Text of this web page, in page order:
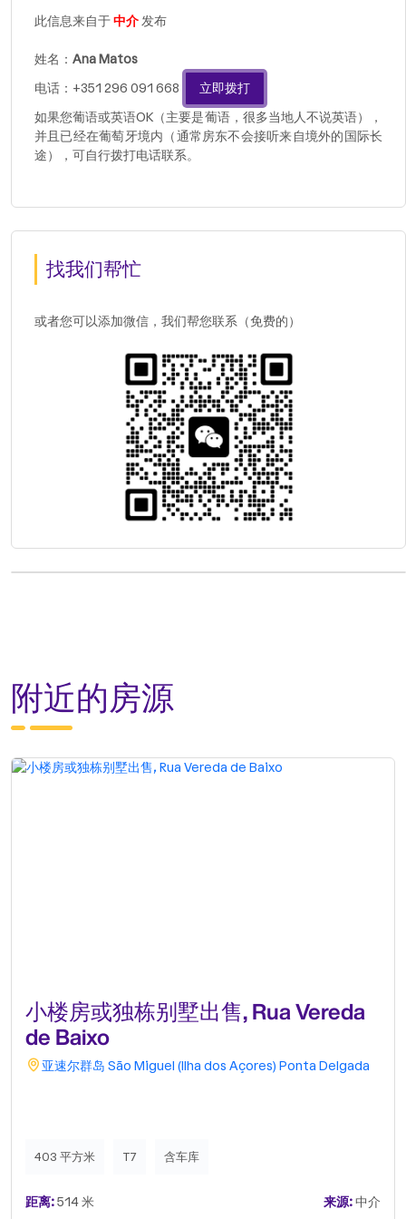
此信息来自于中介发布
姓名： Ana Matos
电话：+351 296 091 668
立即拨打
如果您葡语或英语OK（主要是葡语，很多当地人不说英语），
并且已经在葡萄牙境内（通常房东不会接听来自境外的国际长
途），可自行拨打电话联系。
找我们帮忙
或者您可以添加微信，我们帮您联系（免费的）
附近的房源
小楼房或独栋别墅出售, Rua Vereda
de Baixo
亚速尔群岛 São Miguel (Ilha dos Açores) Ponta Delgada
403 平方米 T7 含车库
距离:514 米 来源:中介